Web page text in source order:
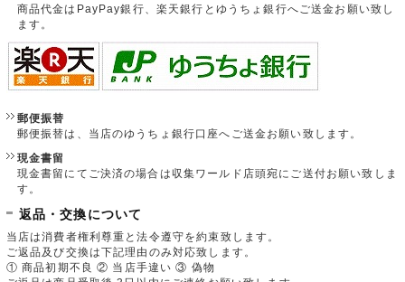
商品代金はPayPay銀行、楽天銀行とゆうちょ銀行へご送金お願い致し
ます。
郵便振替
郵便振替は、当店のゆうちょ銀行口座へご送金お願い致します。
現金書留
現金書留にてご決済の場合は収集ワールド店頭宛にご送付お願い致しま
す。
返品・交換について
当店は消費者権利尊重と法令遵守を約束致します。
ご返品及び交換は下記理由のみ対応致します。
① 商品初期不良 ② 当店手違い ③ 偽物